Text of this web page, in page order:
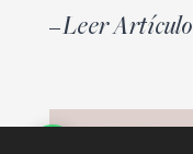
Leer Artículo